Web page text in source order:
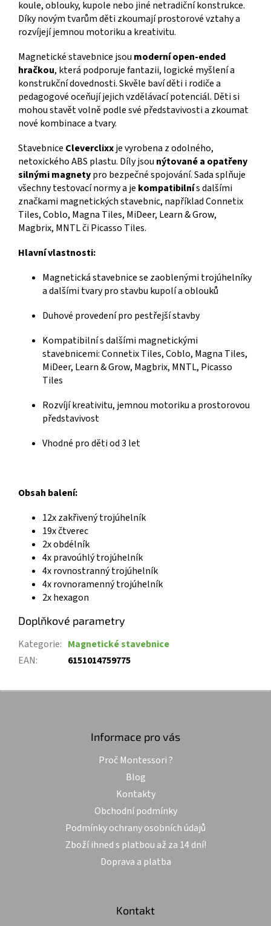
koule, oblouky, kupole nebo jiné netradiční konstrukce.
Díky novým tvarům děti zkoumají prostorové vztahy a
rozvíjejí jemnou motoriku a kreativitu.
Magnetické stavebnice jsou moderní open-ended
hračkou, která podporuje fantazii, logické myšlení a
konstrukční dovednosti. Skvěle baví děti i rodiče a
pedagogové oceňují jejich vzdělávací potenciál. Děti si
mohou stavět volně podle své představivosti a zkoumat
nové kombinace a tvary.
Stavebnice Cleverclixxje vyrobena z odolného,
netoxického ABS plastu. Díly jsou nýtované a opatřeny
silnými magnetypro bezpečné spojování. Sada splňuje
všechny testovací normy a je kompatibilnís dalšími
značkami magnetických stavebnic, například Connetix
Tiles, Coblo, Magna Tiles, MiDeer, Learn & Grow,
Magbrix, MNTL či Picasso Tiles.
Hlavní vlastnosti:
Magnetická stavebnice se zaoblenými trojúhelníky
a dalšími tvary pro stavbu kupolí a oblouků
Duhové provedení pro pestřejší stavby
Kompatibilní s dalšími magnetickými
stavebnicemi: Connetix Tiles, Coblo, Magna Tiles,
MiDeer, Learn & Grow, Magbrix, MNTL, Picasso
Tiles
Rozvíjí kreativitu, jemnou motoriku a prostorovou
představivost
Vhodné pro děti od 3 let
Obsah balení:
12x zakřivený trojúhelník
19x čtverec
2x obdélník
4x pravoúhlý trojúhelník
4x rovnostranný trojúhelník
4x rovnoramenný trojúhelník
2x hexagon
Doplňkové parametry
Kategorie: Magnetické stavebnice
EAN: 6151014759775
Z
Informace pro vás
Proč Montessori ?
Blog
Kontakty
Obchodní podmínky
Podmínky ochrany osobních údajů
Zboží ihned s platbou až za 14 dní!
Doprava a platba
Kontakt